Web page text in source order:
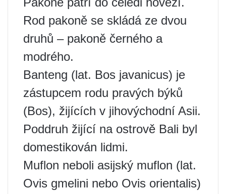
Rod pakoně se skládá ze dvou
druhů – pakoně černého a
modrého.
Banteng (lat. Bos javanicus) je
zástupcem rodu pravých býků
(Bos), žijících v jihovýchodní Asii.
Poddruh žijící na ostrově Bali byl
domestikován lidmi.
Muflon neboli asijský muflon (lat.
Ovis gmelini nebo Ovis orientalis)